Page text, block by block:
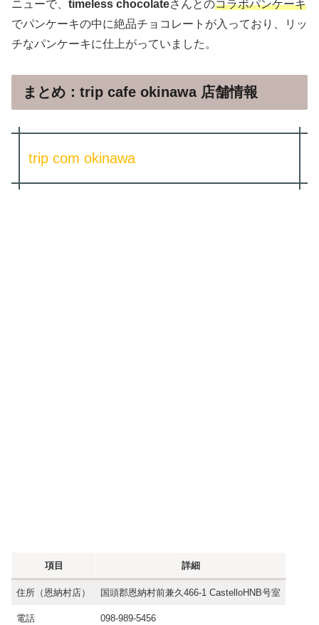
ニューで、 timeless chocolateさんとのコラボパンケーキ
でパンケーキの中に絶品チョコレートが入っており、リッ
チなパンケーキに仕上がっていました。
まとめ：trip cafe okinawa 店舗情報
trip com okinawa
項目 詳細
住所（恩納村店） 国頭郡恩納村前兼久466-1 CastelloHNB号室
電話 098-989-5456